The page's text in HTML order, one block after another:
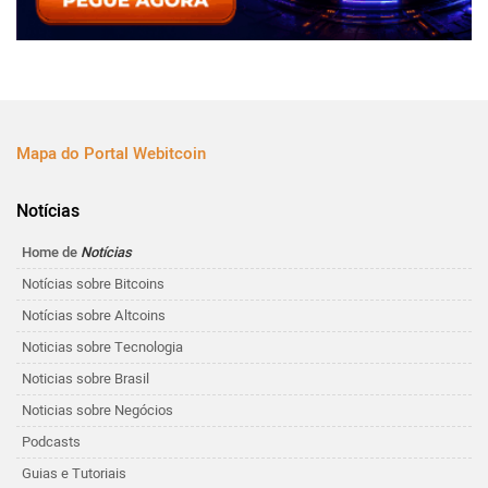
Mapa do Portal Webitcoin
Notícias
Home de Notícias
Notícias sobre Bitcoins
Notícias sobre Altcoins
Noticias sobre Tecnologia
Noticias sobre Brasil
Noticias sobre Negócios
Podcasts
Guias e Tutoriais